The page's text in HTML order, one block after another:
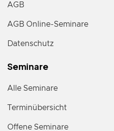
AGB
AGB Online-Seminare
Datenschutz
Seminare
Alle Seminare
Terminübersicht
Offene Seminare